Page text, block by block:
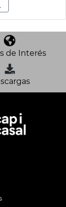
de Interés